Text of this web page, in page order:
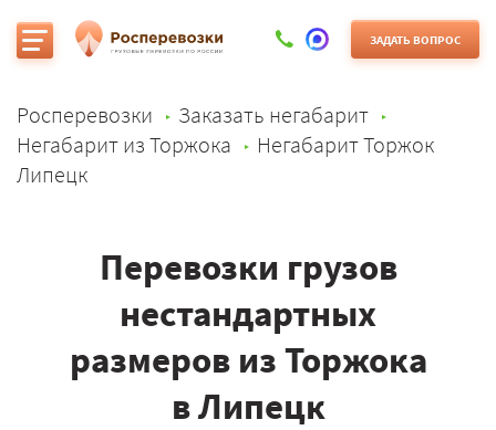
ЗАДАТЬ ВОПРОС
Росперевозки
Заказать негабарит
Негабарит из Торжока
Негабарит Торжок
Липецк
Перевозки грузов
нестандартных
размеров из Торжока
в Липецк